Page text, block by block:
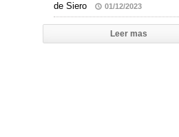
de Siero
01/12/2023
Leer mas